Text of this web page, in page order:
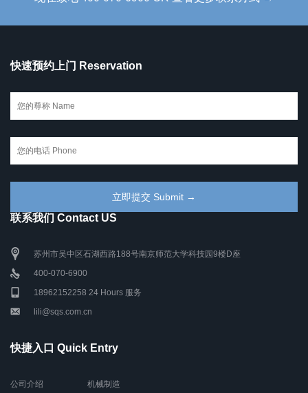
快速预约上门 Reservation
联系我们 Contact US
苏州市吴中区石湖西路188号南京师范大学科技园9楼D座
400-070-6900
18962152258 24 Hours 服务
lili@sqs.com.cn
快捷入口 Quick Entry
公司介绍
机械制造